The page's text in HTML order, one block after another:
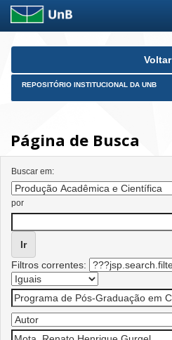
Skip
Voltar
REPOSITÓRIO INSTITUCIONAL DA UNB
Página de Busca
Buscar em:
por
Filtros correntes: